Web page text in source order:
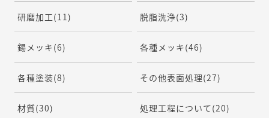
研磨加工(11) 脱脂洗浄(3)
錫メッキ(6) 各種メッキ(46)
各種塗装(8) その他表面処理(27)
材質(30) 処理工程について(20)